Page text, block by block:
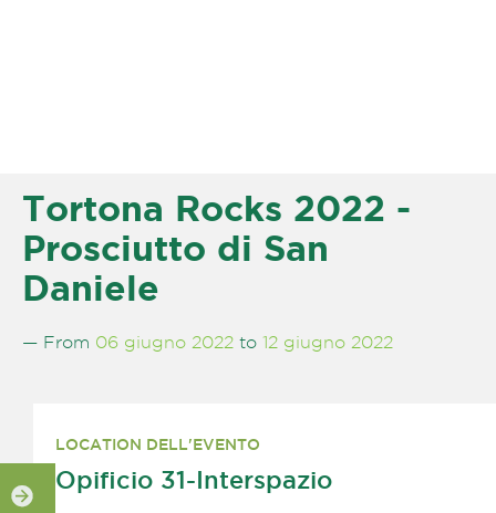
Tortona Rocks 2022 -
Prosciutto di San
Daniele
— From 06 giugno 2022 to 12 giugno 2022
LOCATION DELL'EVENTO
Opificio 31-Interspazio